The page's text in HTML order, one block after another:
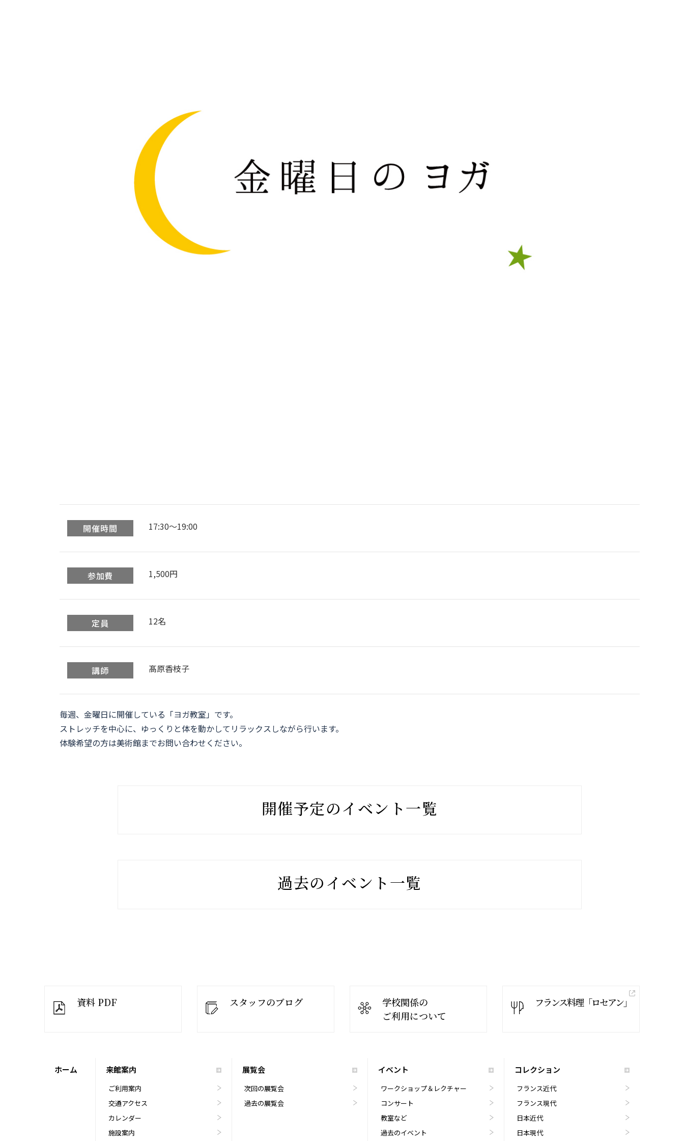
開催時間 17:30〜19:00
参加費 1,500円
定員 12名
講師 髙原香枝子
毎週、金曜日に開催している「ヨガ教室」です。
ストレッチを中心に、ゆっくりと体を動かしてリラックスしながら行います。
体験希望の方は美術館までお問い合わせください。
開催予定のイベント一覧
過去のイベント一覧
資料 PDF スタッフのブログ
学校関係の
ご利用について
フランス料理「ロセアン」
ホーム 来館案内
ご利用案内
交通アクセス
カレンダー
施設案内
展覧会
次回の展覧会
過去の展覧会
イベント
ワークショップ＆レクチャー
コンサート
教室など
過去のイベント
コレクション
フランス近代
フランス現代
日本近代
日本現代